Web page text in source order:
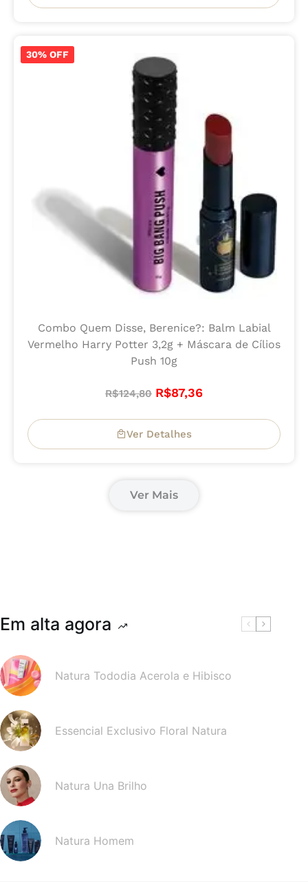
30% OFF
Combo Quem Disse, Berenice?: Balm Labial
Vermelho Harry Potter 3,2g + Máscara de Cílios
Push 10g
R$124,80 R$87,36
Ver Detalhes
Ver Mais
Em alta agora
Natura Tododia Acerola e Hibisco
Essencial Exclusivo Floral Natura
Natura Una Brilho
Natura Homem